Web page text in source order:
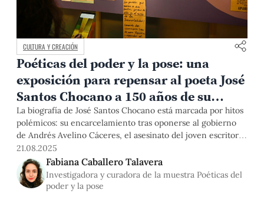
CULTURA Y CREACIÓN
Poéticas del poder y la pose: una
exposición para repensar al poeta José
Santos Chocano a 150 años de su
nacimiento
La biografía de José Santos Chocano está marcada por hitos
polémicos: su encarcelamiento tras oponerse al gobierno
de Andrés Avelino Cáceres, el asesinato del joven escritor
Edwin Elmore en 1925 y su trágico final, cuando fue
apuñalado el 13 de diciembre de 1934, en Santiago de Chile,
por Martín Bruce Padilla. Su vida, atravesada por
21.08.2025
Fabiana Caballero Talavera
Investigadora y curadora de la muestra Poéticas del
poder y la pose